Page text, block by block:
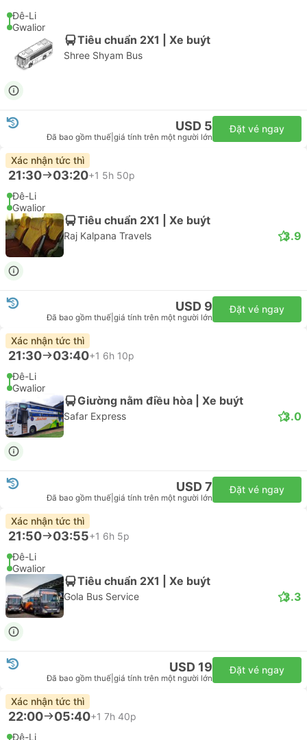
Đê-Li
Gwalior
Tiêu chuẩn 2X1 | Xe buýt
Shree Shyam Bus
USD 5
Đã bao gồm thuế giá tính trên một người lớn
Đặt vé ngay
Xác nhận tức thì
21:30 03:20+1 5h 50p
Đê-Li
Gwalior
Tiêu chuẩn 2X1 | Xe buýt
Raj Kalpana Travels 3.9
USD 9
Đã bao gồm thuế giá tính trên một người lớn
Đặt vé ngay
Xác nhận tức thì
21:30 03:40+1 6h 10p
Đê-Li
Gwalior
Giường nằm điều hòa | Xe buýt
Safar Express 3.0
USD 7
Đã bao gồm thuế giá tính trên một người lớn
Đặt vé ngay
Xác nhận tức thì
21:50 03:55+1 6h 5p
Đê-Li
Gwalior
Tiêu chuẩn 2X1 | Xe buýt
Gola Bus Service 3.3
USD 19
Đã bao gồm thuế giá tính trên một người lớn
Đặt vé ngay
Xác nhận tức thì
22:00 05:40+1 7h 40p
Đê-Li